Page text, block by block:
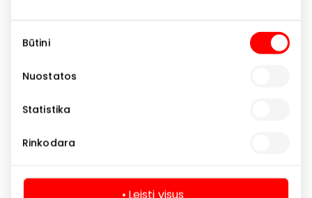
pasirinkimas
Būtini
Nuostatos
Statistika
Rinkodara
Leisti visus